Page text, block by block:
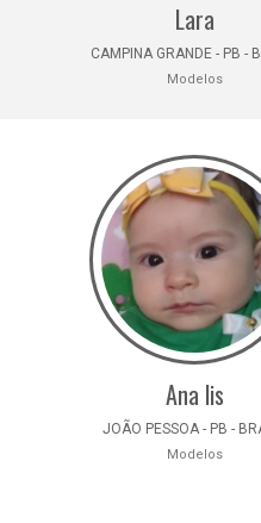
Lara
CAMPINA GRANDE - PB -
Modelos
Ana lis
JOÃO PESSOA - PB -
Modelos